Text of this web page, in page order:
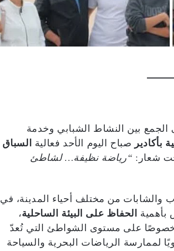
الجمع بين النشاط الشبابي وخدمة
بأكادير صباح اليوم الأحد فعالية
السباق
شعار: “رياضة نظيفة… لشاطئ
من مختلف أحياء المدينة، في
الحفاظ على البيئة الساحلية،
على مستوى الشواطئ التي تُعدّ
لممارسة الرياضات البحرية والسياحة